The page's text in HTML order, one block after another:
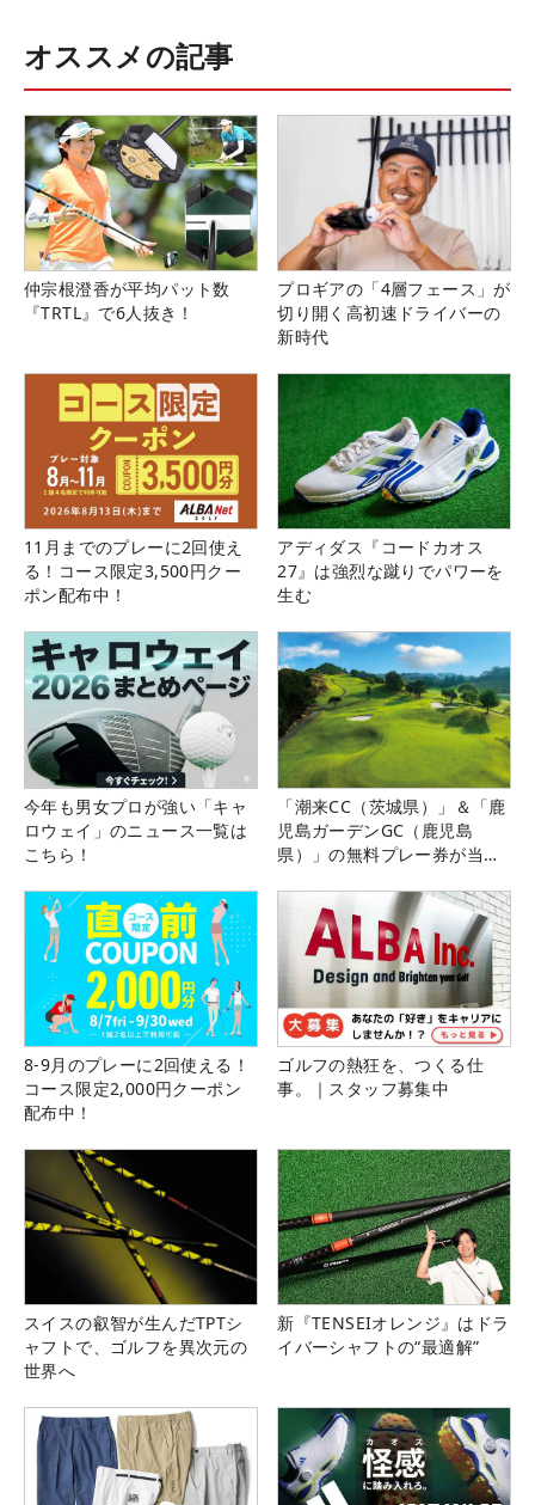
オススメの記事
仲宗根澄香が平均パット数
『TRTL』で6人抜き！
プロギアの「4層フェース」が
切り開く高初速ドライバーの
新時代
11月までのプレーに2回使え
る！コース限定3,500円クー
ポン配布中！
アディダス『コードカオス
27』は強烈な蹴りでパワーを
生む
今年も男女プロが強い「キャ
ロウェイ」のニュース一覧は
こちら！
「潮来CC（茨城県）」＆「鹿
児島ガーデンGC（鹿児島
県）」の無料プレー券が当た
8-9月のプレーに2回使える！
コース限定2,000円クーポン
配布中！
ゴルフの熱狂を、つくる仕
事。｜スタッフ募集中
スイスの叡智が生んだTPTシ
ャフトで、ゴルフを異次元の
世界へ
新『TENSEIオレンジ』はドラ
イバーシャフトの“最適解”